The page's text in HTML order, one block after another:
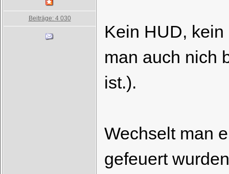
Beiträge: 4 030
Kein HUD,
man auch nich
ist.).
Wechselt man
gefeuert